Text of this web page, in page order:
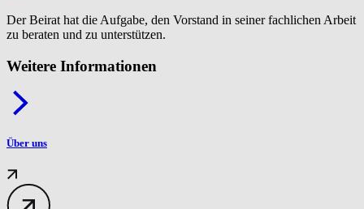
Der Beirat hat die Aufgabe, den Vorstand in seiner fachlichen Arbeit
zu beraten und zu unterstützen.
Weitere Informationen
Über uns